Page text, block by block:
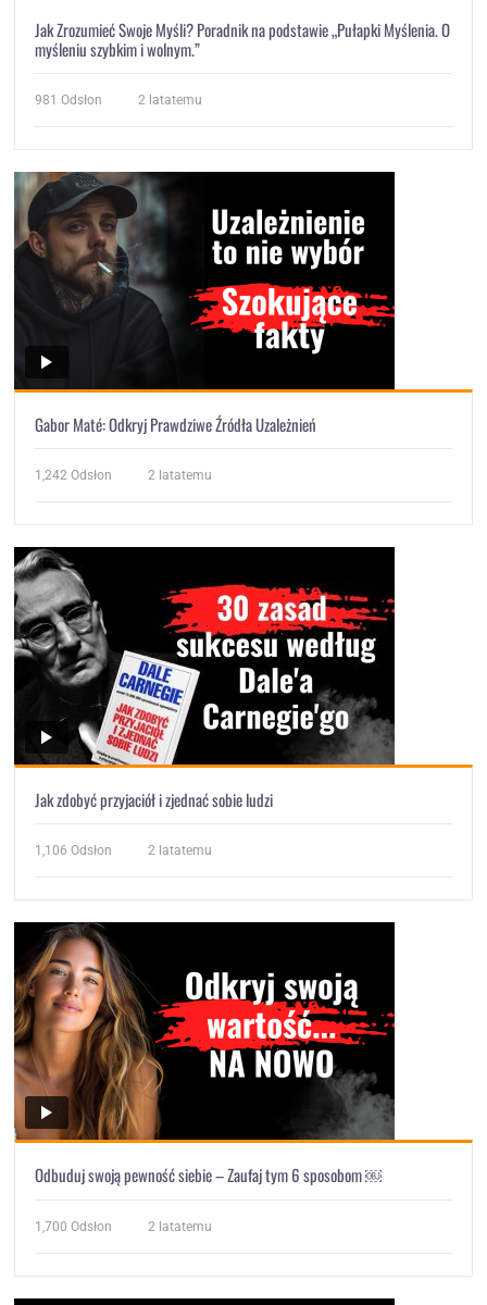
Jak Zrozumieć Swoje Myśli? Poradnik na podstawie „Pułapki Myślenia. O
myśleniu szybkim i wolnym.”
981 Odsłon 2 latatemu
Gabor Maté: Odkryj Prawdziwe Źródła Uzależnień
1,242 Odsłon 2 latatemu
Jak zdobyć przyjaciół i zjednać sobie ludzi
1,106 Odsłon 2 latatemu
Odbuduj swoją pewność siebie – Zaufaj tym 6 sposobom ￼
1,700 Odsłon 2 latatemu